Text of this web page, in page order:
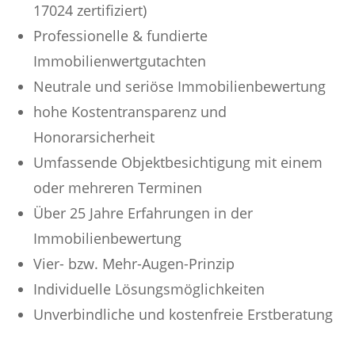
17024 zertifiziert)
Professionelle & fundierte
Immobilienwertgutachten
Neutrale und seriöse Immobilienbewertung
hohe Kostentransparenz und
Honorarsicherheit
Umfassende Objektbesichtigung mit einem
oder mehreren Terminen
Über 25 Jahre Erfahrungen in der
Immobilienbewertung
Vier- bzw. Mehr-Augen-Prinzip
Individuelle Lösungsmöglichkeiten
Unverbindliche und kostenfreie Erstberatung